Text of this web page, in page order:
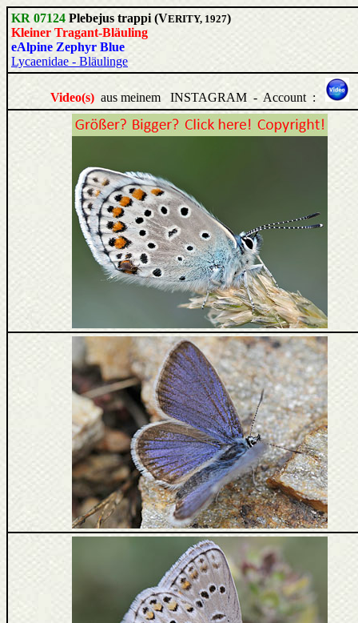
KR 07124 Plebejus trappi (VERITY, 1927)
Kleiner Tragant-Bläuling
eAlpine Zephyr Blue
Lycaenidae - Bläulinge
Video(s)aus meinem INSTAGRAM - Account :